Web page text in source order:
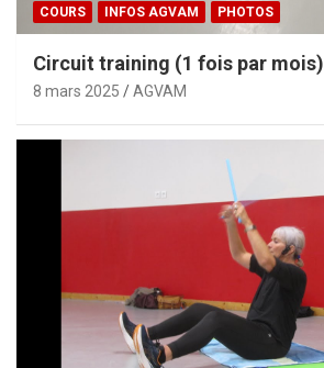
COURS INFOS AGVAM PHOTOS
Circuit training (1 fois par mois)
8 mars 2025 AGVAM